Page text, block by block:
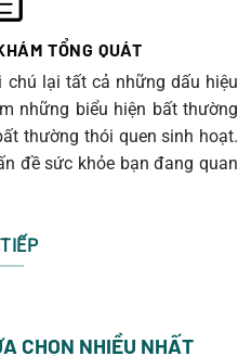
TỔNG QUÁT
lại tất cả những dấu hiệu
những biểu hiện bất thường
thường thói quen sinh hoạt.
đề sức khỏe bạn đang quan
CHỌN NHIỀU NHẤT